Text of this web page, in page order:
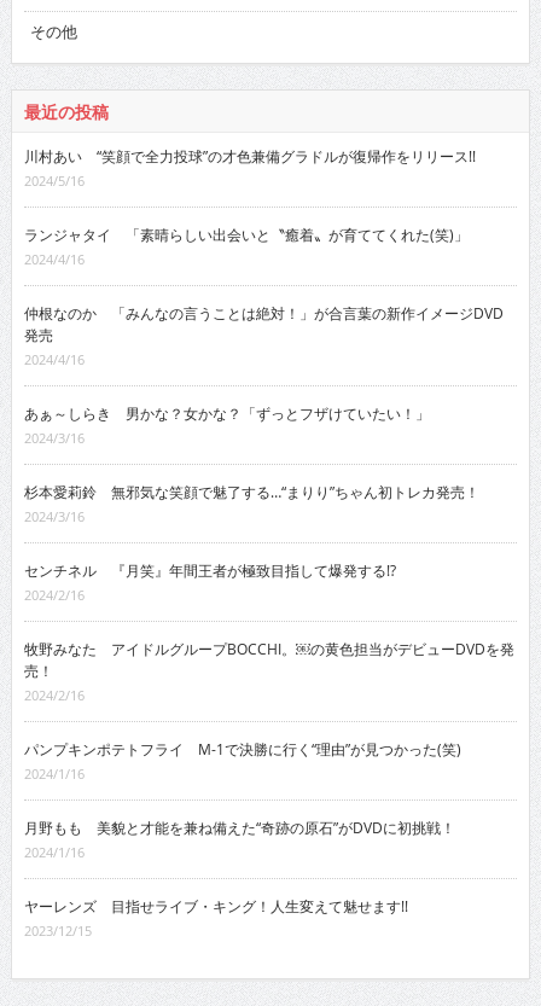
その他
最近の投稿
川村あい “笑顔で全力投球”の才色兼備グラドルが復帰作をリリース!!
2024/5/16
ランジャタイ 「素晴らしい出会いと〝癒着〟が育ててくれた(笑)」
2024/4/16
仲根なのか 「みんなの言うことは絶対！」が合言葉の新作イメージDVD
発売
2024/4/16
あぁ～しらき 男かな？女かな？「ずっとフザけていたい！」
2024/3/16
杉本愛莉鈴 無邪気な笑顔で魅了する…“まりり”ちゃん初トレカ発売！
2024/3/16
センチネル 『月笑』年間王者が極致目指して爆発する!?
2024/2/16
牧野みなた アイドルグループBOCCHI。￼の黄色担当がデビューDVDを発
売！
2024/2/16
パンプキンポテトフライ M-1で決勝に行く“理由”が見つかった(笑)
2024/1/16
月野もも 美貌と才能を兼ね備えた“奇跡の原石”がDVDに初挑戦！
2024/1/16
ヤーレンズ 目指せライブ・キング！人生変えて魅せます!!
2023/12/15